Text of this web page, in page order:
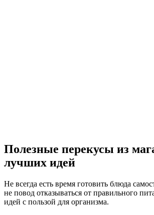
Полезные перекусы из
лучших идей
Не всегда есть время готовить блюда
не повод отказываться от правильного
идей с пользой для организма.